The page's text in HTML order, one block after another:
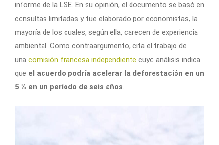
informe de la LSE. En su opinión, el documento se basó en
consultas limitadas y fue elaborado por economistas, la
mayoría de los cuales, según ella, carecen de experiencia
ambiental. Como contraargumento, cita el trabajo de
una comisión francesa independiente cuyo análisis indica
que el acuerdo podría acelerar la deforestación en un
5 % en un período de seis años.